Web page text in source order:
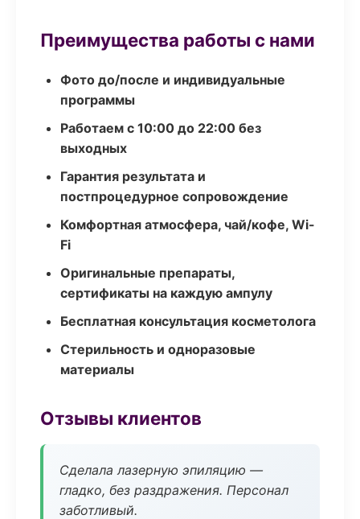
Преимущества работы с нами
Фото до/после и индивидуальные
программы
Работаем с 10:00 до 22:00 без
выходных
Гарантия результата и
постпроцедурное сопровождение
Комфортная атмосфера, чай/кофе, Wi-
Fi
Оригинальные препараты,
сертификаты на каждую ампулу
Бесплатная консультация косметолога
Стерильность и одноразовые
материалы
Отзывы клиентов
Сделала лазерную эпиляцию —
гладко, без раздражения. Персонал
заботливый.